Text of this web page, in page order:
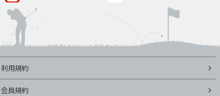
利用規約
会員規約